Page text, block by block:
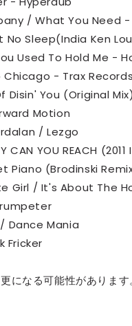
/ What You Need
No Sleep(India Ken
Used To Hold Me -
Chicago - Trax Records
Disin' You (Original Mix)
Motion
/ Lezgo
CAN YOU REACH
Piano (Brodinski
Girl / It's About The
/ Dance Mania
Fricker
になる可能性があります